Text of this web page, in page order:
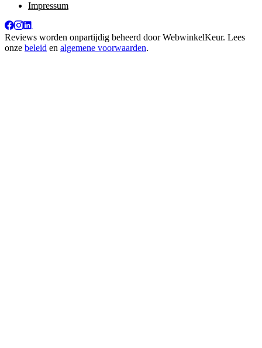
Impressum
Reviews worden onpartijdig beheerd doorWebwinkelKeur. Lees
onze beleid en algemene voorwaarden.